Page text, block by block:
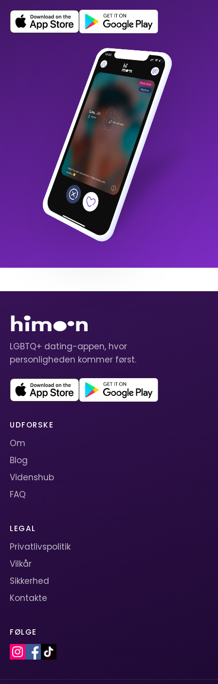
LGBTQ+ dating-appen, hvor
personligheden kommer først.
UDFORSKE
Om
Blog
Videnshub
FAQ
LEGAL
Privatlivspolitik
Vilkår
Sikkerhed
Kontakte
FØLGE